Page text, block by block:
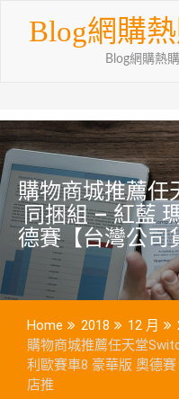
Blog網購
Blog網購熱
購物商城推薦任
同捆組 – 紅藍
德賽【台灣公司
Home 2018 12 月
購物商城推薦任天堂
利歐賽車8 豪華版 奧德
店推